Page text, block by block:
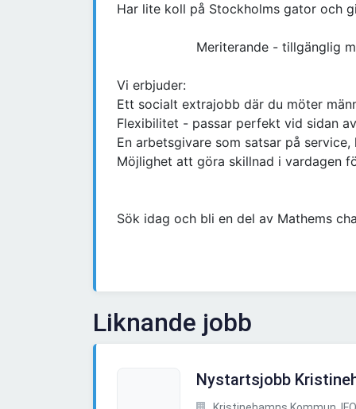
Har lite koll på Stockholms gator och
Meriterande - tillgänglig
Vi erbjuder:
Ett socialt extrajobb där du möter
Flexibilitet - passar perfekt vid sidan
En arbetsgivare som satsar på
Möjlighet att göra skillnad i vardagen
Sök idag och bli en del av Mathems
Liknande jobb
Nystartsjobb